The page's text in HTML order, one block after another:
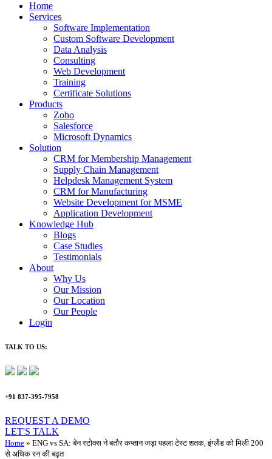
Home
Services
Software Implementation
Custom Software Development
Data Analysis
Consulting
Web Development
Training
Certificate Solutions
Products
Zoho
Salesforce
Microsoft Dynamics
Solution
CRM for Membership Management
Supply Chain Management
Helpdesk Management System
CRM for Manufacturing
Website Development for MSME
Application Development
Knowledge Hub
Blogs
Case Studies
Testimonials
About
Why Us
Our Mission
Our Location
Our People
Login
TALK TO US:
+91 837-395-7958
REQUEST A DEMO​
LET'S TALK
Home » ENG vs SA: बेन स्टोक्स ने बतौर कप्तान जड़ा पहला टेस्ट शतक, इंग्लैंड को मिली 200
से अधिक रन की बढ़त